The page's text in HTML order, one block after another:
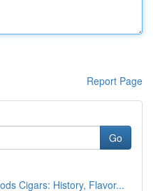
Report Page
Go
Cigars: History, Flavor...